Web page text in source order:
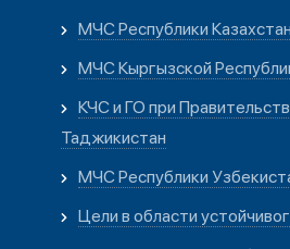
МЧС Республики Казахстан
МЧС Кыргызской
КЧС и ГО при
Таджикистан
МЧС Республики
Цели в области